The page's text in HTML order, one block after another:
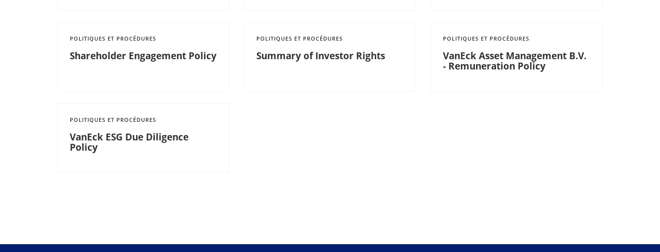
POLITIQUES ET PROCÉDURES
Shareholder Engagement Policy
POLITIQUES ET PROCÉDURES
Summary of Investor Rights
POLITIQUES ET PROCÉDURES
VanEck Asset Management B.V.
- Remuneration Policy
POLITIQUES ET PROCÉDURES
VanEck ESG Due Diligence
Policy